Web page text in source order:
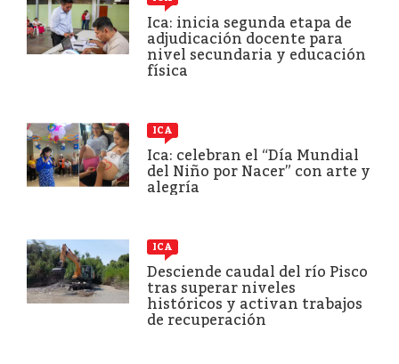
Ica: inicia segunda etapa de
adjudicación docente para
nivel secundaria y educación
física
ICA
Ica: celebran el “Día Mundial
del Niño por Nacer” con arte y
alegría
ICA
Desciende caudal del río Pisco
tras superar niveles
históricos y activan trabajos
de recuperación